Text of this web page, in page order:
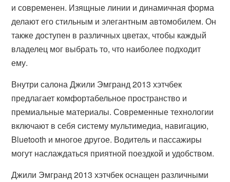
и современен. Изящные линии и динамичная форма
делают его стильным и элегантным автомобилем. Он
также доступен в различных цветах, чтобы каждый
владелец мог выбрать то, что наиболее подходит
ему.
Внутри салона Джили Эмгранд 2013 хэтчбек
предлагает комфортабельное пространство и
премиальные материалы. Современные технологии
включают в себя систему мультимедиа, навигацию,
Bluetooth и многое другое. Водитель и пассажиры
могут наслаждаться приятной поездкой и удобством.
Джили Эмгранд 2013 хэтчбек оснащен различными